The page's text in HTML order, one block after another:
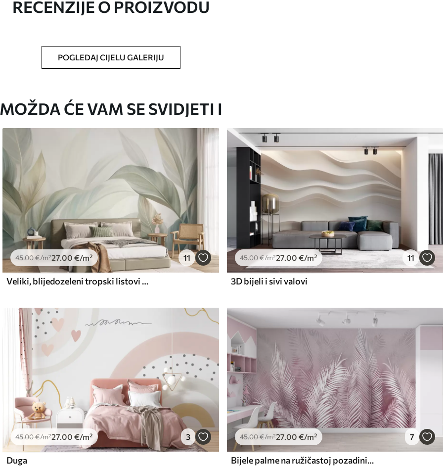
ste odredili, izrezana na identične trake
.67 .00 €/m²
and Stick
49.00€/m²
RECENZIJE O PROIZVODU
POGLEDAJ CIJELU GALERIJU
MOŽDA ĆE VAM SE SVIDJETI I
45.00€/m²27 .00 €/m² 11
Veliki, blijedozeleni tropski listovi s mekim, pastelnim bojama, teksturirana umjetnost
45.00€/m²27.00 €/m² 11
3D bijeli i sivi valovi
45.00€/m²27.00 €/m² 3
Duga
45.00€/m²27.00 €/m² 7
Bijele palme na ružičastoj pozadini. u ružičastim bojama